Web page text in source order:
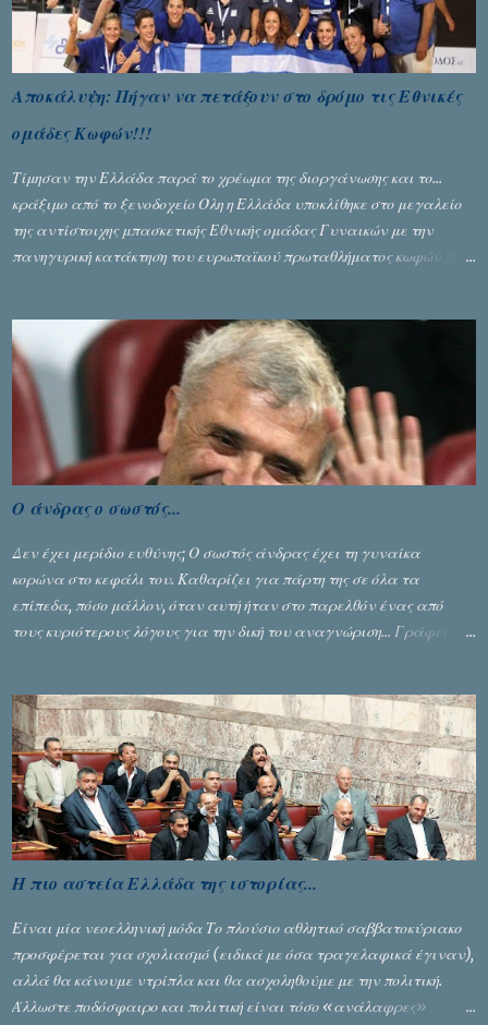
Αποκάλυψη: Πήγαν να πετάξουν στο δρόμο τις Εθνικές
ομάδες Κωφών!!!
Τίμησαν την Ελλάδα παρά το χρέωμα της διοργάνωσης και το...
κράξιμο από το ξενοδοχείο Όλη η Ελλάδα υποκλίθηκε στο μεγαλείο
της αντίστοιχης μπασκετικής Εθνικής ομάδας Γυναικών με την
πανηγυρική κατάκτηση του ευρωπαϊκού πρωταθλήματος κωφών που
Ζέρβα με την πορεία τους που ολοκληρώθηκε με τη νίκη τους στον
τελικό επί της Λιθουανίας, υπάρχουν και τα δυσάρεστα. Τα πολύ
δυσάρεστα...
Ο άνδρας ο σωστός...
Δεν έχει μερίδιο ευθύνης; Ο σωστός άνδρας έχει τη γυναίκα
κορώνα στο κεφάλι του. Καθαρίζει για πάρτη της σε όλα τα
επίπεδα, πόσο μάλλον, όταν αυτή ήταν στο παρελθόν ένας από
τους κυριότερους λόγους για την δική του αναγνώριση... Γράφει ο
Η πιο αστεία Ελλάδα της ιστορίας...
Είναι μία νεοελληνική μόδα Το πλούσιο αθλητικό σαββατοκύριακο
προσφέρεται για σχολιασμό (ειδικά με όσα τραγελαφικά έγιναν),
αλλά θα κάνουμε ντρίπλα και θα ασχοληθούμε με την πολιτική.
Άλλωστε ποδόσφαιρο και πολιτική είναι τόσο «ανάλαφρες»